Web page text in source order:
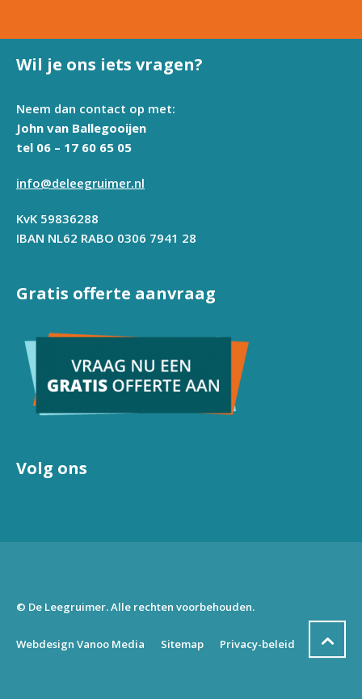
Wil je ons iets vragen?
Neem dan contact op met:
John van Ballegooijen
tel 06 – 17 60 65 05
info@deleegruimer.nl
KvK 59836288
IBAN NL62 RABO 0306 7941 28
Gratis offerte aanvraag
Volg ons
© De Leegruimer. Alle rechten voorbehouden.
Webdesign Vanoo Media Sitemap Privacy-beleid